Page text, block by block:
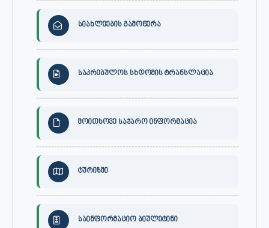
სიახლეების გამოწერა
საკრებულოს სხდომის ტრანსლაცია
მოითხოვე საჯარო ინფორმაცია
ტურიზმი
საინფორმაციო ბიულეტინი